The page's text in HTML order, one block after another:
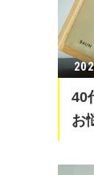
40
お